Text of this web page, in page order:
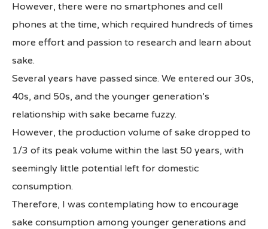
However, there were no smartphones and cell
phones at the time, which required hundreds of times
more effort and passion to research and learn about
sake.
Several years have passed since. We entered our 30s,
40s, and 50s, and the younger generation’s
relationship with sake became fuzzy.
However, the production volume of sake dropped to
1/3 of its peak volume within the last 50 years, with
seemingly little potential left for domestic
consumption.
Therefore, I was contemplating how to encourage
sake consumption among younger generations and